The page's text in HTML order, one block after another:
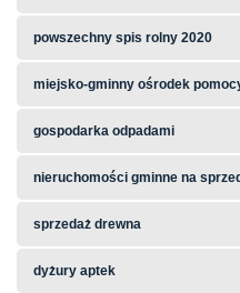
powszechny spis rolny 2020
miejsko-gminny ośrodek
gospodarka odpadami
nieruchomości gminne na
sprzedaż drewna
dyżury aptek